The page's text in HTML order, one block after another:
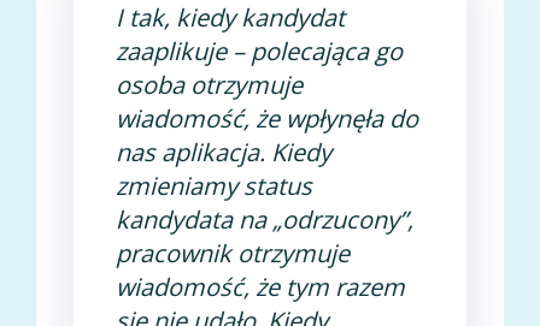
I tak, kiedy kandydat
zaaplikuje – polecająca go
osoba otrzymuje
wiadomość, że wpłynęła do
nas aplikacja. Kiedy
zmieniamy status
kandydata na „odrzucony”,
pracownik otrzymuje
wiadomość, że tym razem